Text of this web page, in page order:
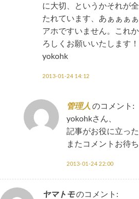
に大切、というかそれが
たれています、あぁぁぁ
アホですいません。これ
ろしくお願いいたします！
yokohk
2013-01-24 14:12
管理人 のコメント:
yokohkさん、
記事がお役に立っ
またコメントお待
2013-01-24 22:00
ヤマトモのコメント: